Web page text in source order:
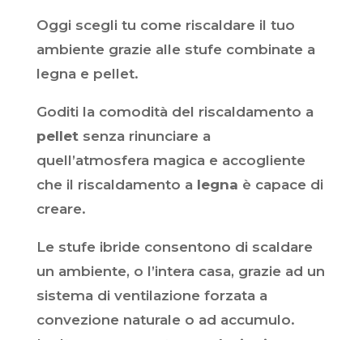
Oggi scegli tu come riscaldare il tuo
ambiente grazie alle stufe combinate a
legna e pellet.
Goditi la comodità del riscaldamento a
pelletsenza rinunciare a
quell’atmosfera magica e accogliente
che il riscaldamento a legna è capace di
creare.
Le stufe ibride consentono di scaldare
un ambiente, o l’intera casa, grazie ad un
sistema di ventilazione forzata a
convezione naturale o ad accumulo.